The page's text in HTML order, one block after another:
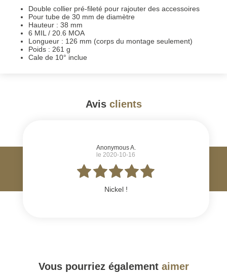
Double collier pré-fileté pour rajouter des accessoires
Pour tube de 30 mm de diamètre
Hauteur : 38 mm
6 MIL / 20.6 MOA
Longueur : 126 mm (corps du montage seulement)
Poids : 261 g
Cale de 10° inclue
Avis clients
Anonymous A.
le 2020-10-16
Nickel !
Vous pourriez également aimer